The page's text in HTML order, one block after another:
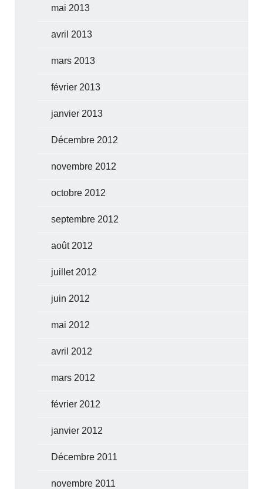
mai 2013
avril 2013
mars 2013
février 2013
janvier 2013
Décembre 2012
novembre 2012
octobre 2012
septembre 2012
août 2012
juillet 2012
juin 2012
mai 2012
avril 2012
mars 2012
février 2012
janvier 2012
Décembre 2011
novembre 2011